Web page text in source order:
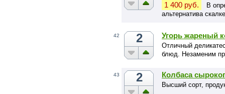
1 400 руб.
В
альтернатива
42 2 Угорь жареный
Отличный
блюд. Незаменим
43 2 Колбаса
Высший сорт,